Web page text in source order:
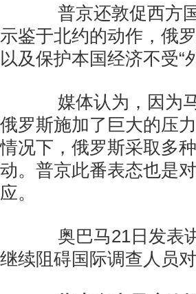
普京还敦促西方国
示鉴于北约的动作，俄
以及保护本国经济不受“
媒体认为，因为马
俄罗斯施加了巨大的压
情况下，俄罗斯采取多
动。普京此番表态也是
应。
奥巴马21日发表讲
继续阻碍国际调查人员